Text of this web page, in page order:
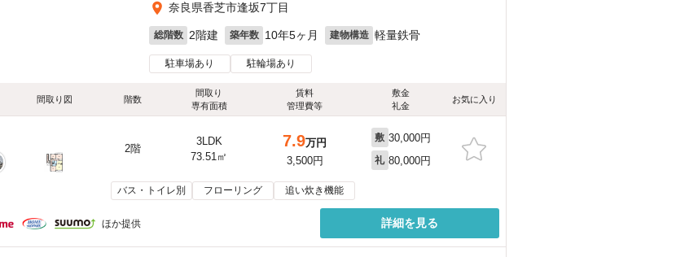
奈良県香芝市逢坂7丁目
総階数 2階建 築年数 10年5ヶ月 建物構造 軽量鉄骨
駐車場あり 駐輪場あり
間取り図 階数
間取り
専有面積
賃料
管理費等
敷金
礼金
お気に入り
2階
3LDK
73.51㎡
7.9万円
3,500円
敷 30,000円
礼 80,000円
バス・トイレ別 フローリング 追い炊き機能
ほか提供 詳細を見る